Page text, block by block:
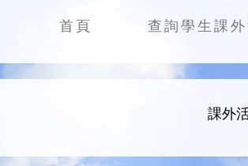
首頁 查詢學生課
課外